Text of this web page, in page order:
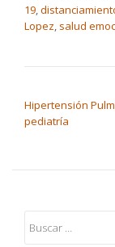
19,
Lopez, salud
Hipertensión
pediatría